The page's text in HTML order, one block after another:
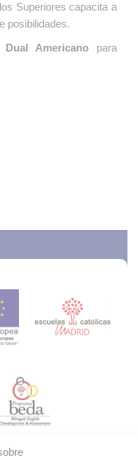
Superiores capacita a
posibilidades.
Dual Americano para